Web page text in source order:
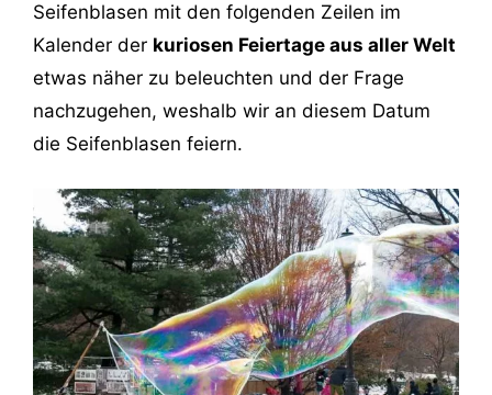
Seifenblasen mit den folgenden Zeilen im
Kalender der kuriosen Feiertage aus aller Welt
etwas näher zu beleuchten und der Frage
nachzugehen, weshalb wir an diesem Datum
die Seifenblasen feiern.